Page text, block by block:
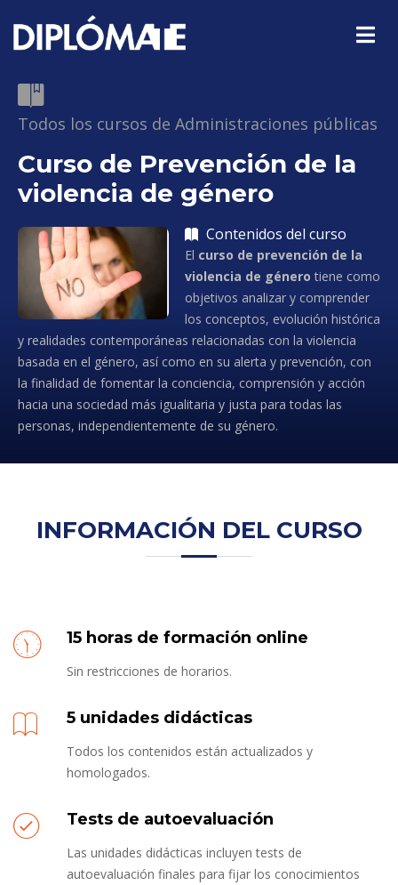
Todos los cursos de Administraciones públicas
Curso de Prevención de la
violencia de género
Contenidos del curso
El curso de prevención de la
violencia de género tiene como
objetivos analizar y comprender
los conceptos, evolución histórica
y realidades contemporáneas relacionadas con la violencia
basada en el género, así como en su alerta y prevención, con
la finalidad de fomentar la conciencia, comprensión y acción
hacia una sociedad más igualitaria y justa para todas las
personas, independientemente de su género.
INFORMACIÓN DEL CURSO
15 horas de formación online
Sin restricciones de horarios.
5 unidades didácticas
Todos los contenidos están actualizados y
homologados.
Tests de autoevaluación
Las unidades didácticas incluyen tests de
autoevaluación finales para fijar los conocimientos